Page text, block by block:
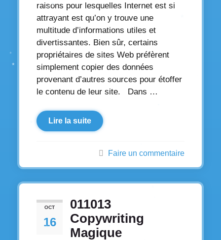
raisons pour lesquelles Internet est si
attrayant est qu’on y trouve une
multitude d’informations utiles et
divertissantes. Bien sûr, certains
propriétaires de sites Web préfèrent
simplement copier des données
provenant d’autres sources pour étoffer
le contenu de leur site. Dans …
Lire la suite
Faire un commentaire
OCT
16
011013
Copywriting
Magique